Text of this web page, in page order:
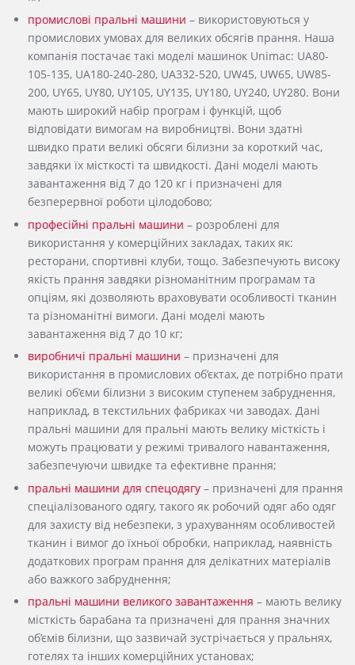
промислові пральні машини – використовуються у
промислових умовах для великих обсягів прання. Наша
компанія постачає такі моделі машинок Unimac: UA80-
105-135, UA180-240-280, UA332-520, UW45, UW65, UW85-
200, UY65, UY80, UY105, UY135, UY180, UY240, UY280. Вони
мають широкий набір програм і функцій, щоб
відповідати вимогам на виробництві. Вони здатні
швидко прати великі обсяги білизни за короткий час,
завдяки їх місткості та швидкості. Дані моделі мають
завантаження від 7 до 120 кг і призначені для
безперервної роботи цілодобово;
професійні пральні машини – розроблені для
використання у комерційних закладах, таких як:
ресторани, спортивні клуби, тощо. Забезпечують високу
якість прання завдяки різноманітним програмам та
опціям, які дозволяють враховувати особливості тканин
та різноманітні вимоги. Дані моделі мають
завантаження від 7 до 10 кг;
виробничі пральні машини – призначені для
використання в промислових об’єктах, де потрібно прати
великі об’єми білизни з високим ступенем забруднення,
наприклад, в текстильних фабриках чи заводах. Дані
пральні машини для пральні мають велику місткість і
можуть працювати у режимі тривалого навантаження,
забезпечуючи швидке та ефективне прання;
пральні машини для спецодягу– призначені для прання
спеціалізованого одягу, такого як робочий одяг або одяг
для захисту від небезпеки, з урахуванням особливостей
тканин і вимог до їхньої обробки, наприклад, наявність
додаткових програм прання для делікатних матеріалів
або важкого забруднення;
пральні машини великого завантаження – мають велику
місткість барабана та призначені для прання значних
об’ємів білизни, що зазвичай зустрічається у пральнях,
готелях та інших комерційних установах;